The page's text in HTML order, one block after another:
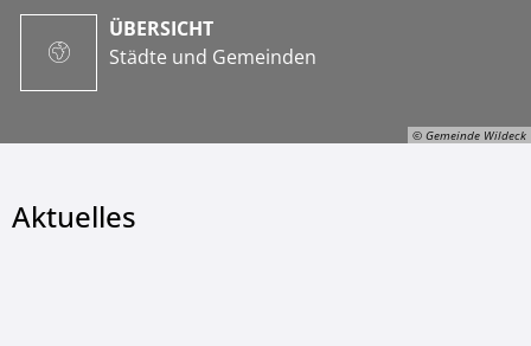
© Gemeinde Wildeck
ÜBERSICHT
Städte und Gemeinden
Aktuelles